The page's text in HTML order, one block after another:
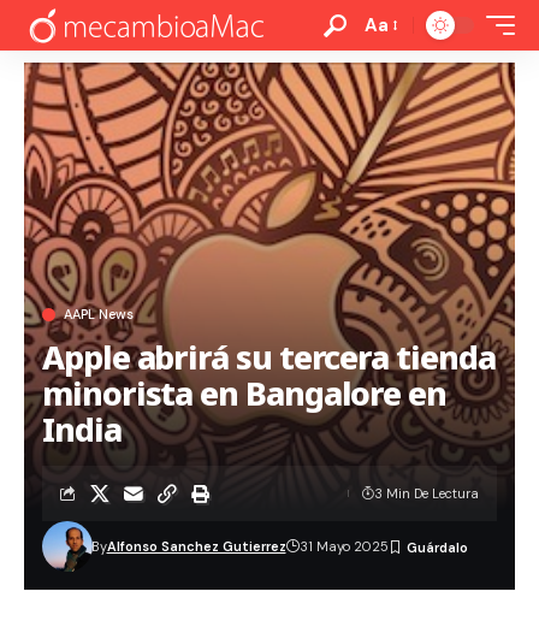
Aa
AAPL News
Apple abrirá su tercera tienda
minorista en Bangalore en
India
ByAlfonso Sanchez Gutierrez 31 Mayo 2025
3 Min De Lectura